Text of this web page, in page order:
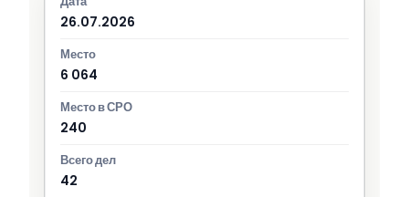
26.07.2026
6 064
240
42